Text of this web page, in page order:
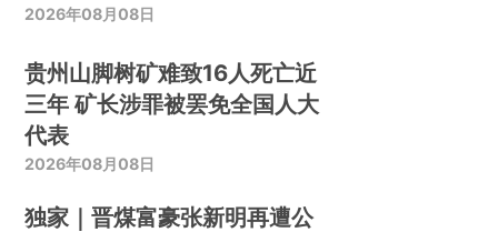
2026年08月08日
贵州山脚树矿难致16人死亡近
三年 矿长涉罪被罢免全国人大
代表
2026年08月08日
独家｜晋煤富豪张新明再遭公